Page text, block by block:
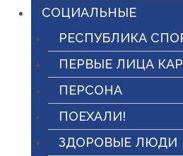
СОЦИАЛЬНЫЕ
РЕСПУБЛИКА
ПЕРВЫЕ ЛИЦА
ПЕРСОНА
ПОЕХАЛИ!
ЗДОРОВЫЕ ЛЮДИ